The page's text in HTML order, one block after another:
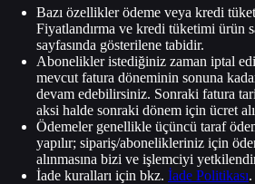
Bazı özellikler ödeme veya kredi
Fiyatlandırma ve kredi tüketimi ürün
sayfasında gösterilene tabidir.
Abonelikler istediğiniz zaman iptal
mevcut fatura döneminin sonuna
devam edebilirsiniz. Sonraki fatura
aksi halde sonraki dönem için ücret
Ödemeler genellikle üçüncü taraf
yapılır; sipariş/abonelikleriniz için
alınmasına bizi ve işlemciyi
İade kuralları için bkz. İade Politikası.